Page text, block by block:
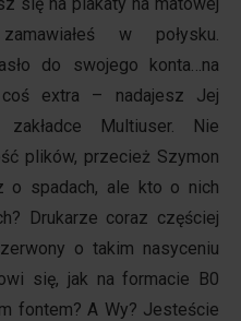
w połysku.
do swojego konta…na
extra – nadajesz Jej
Multiuser. Nie
plików, przecież Szymon
o spadach, ale kto o nich
Drukarze coraz częściej
o takim nasyceniu
się, jak na formacie B0
fontem? A Wy? Jesteście